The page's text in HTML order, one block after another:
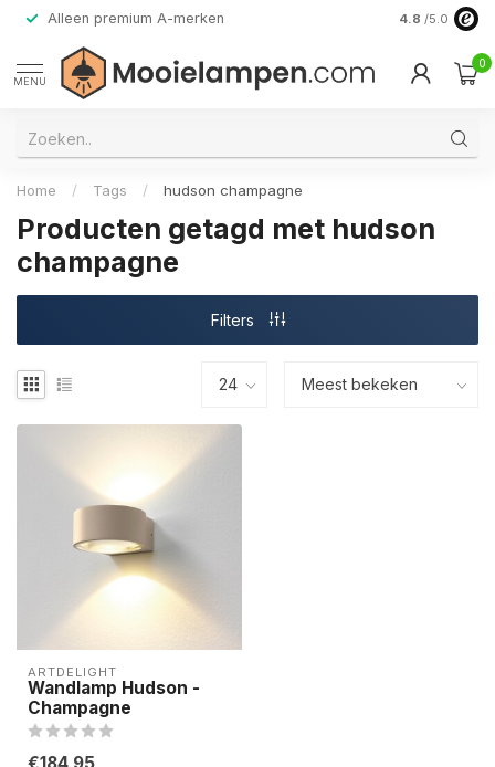
Alleen premium A-merken 4.8 /5.0
MENU
0
Home / Tags / hudson champagne
Producten getagd met hudson
champagne
Filters
ARTDELIGHT
Wandlamp Hudson -
Champagne